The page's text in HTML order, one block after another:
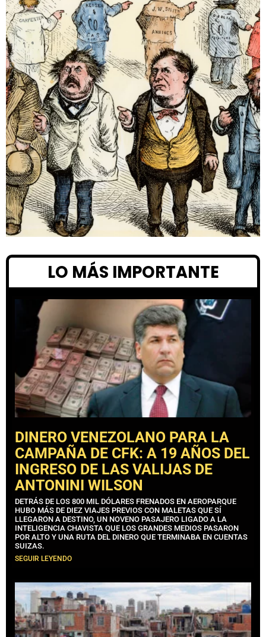
LO MÁS IMPORTANTE
DINERO VENEZOLANO PARA LA
CAMPAÑA DE CFK: A 19 AÑOS DEL
INGRESO DE LAS VALIJAS DE
ANTONINI WILSON
DETRÁS DE LOS 800 MIL DÓLARES FRENADOS EN AEROPARQUE
HUBO MÁS DE DIEZ VIAJES PREVIOS CON MALETAS QUE SÍ
LLEGARON A DESTINO, UN NOVENO PASAJERO LIGADO A LA
INTELIGENCIA CHAVISTA QUE LOS GRANDES MEDIOS PASARON
POR ALTO Y UNA RUTA DEL DINERO QUE TERMINABA EN CUENTAS
SUIZAS.
SEGUIR LEYENDO